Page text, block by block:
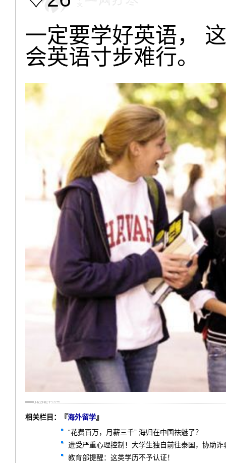
一定要学好英语，
会英语寸步难行。
相关栏目：『海外留学』
“花费百万，月薪三千” 海归在中国祛魅了？
遭受严重心理控制！大学生独自前往泰国，协助
教育部提醒：这类学历不予认证！